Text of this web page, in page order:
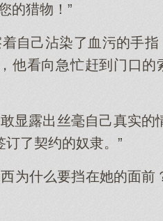
的猎物！”
自己沾染了血污的手
他看向急忙赶到门口的
显露出丝毫自己真实的
了契约的奴隶。”
为什么要挡在她的面